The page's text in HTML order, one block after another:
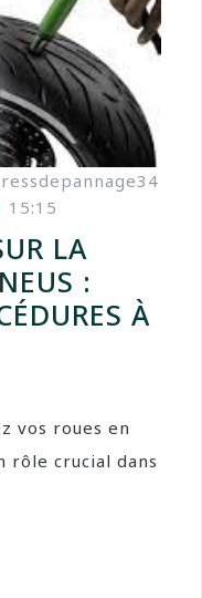
15:15
LA
:
À
vos roues en
rôle crucial dans